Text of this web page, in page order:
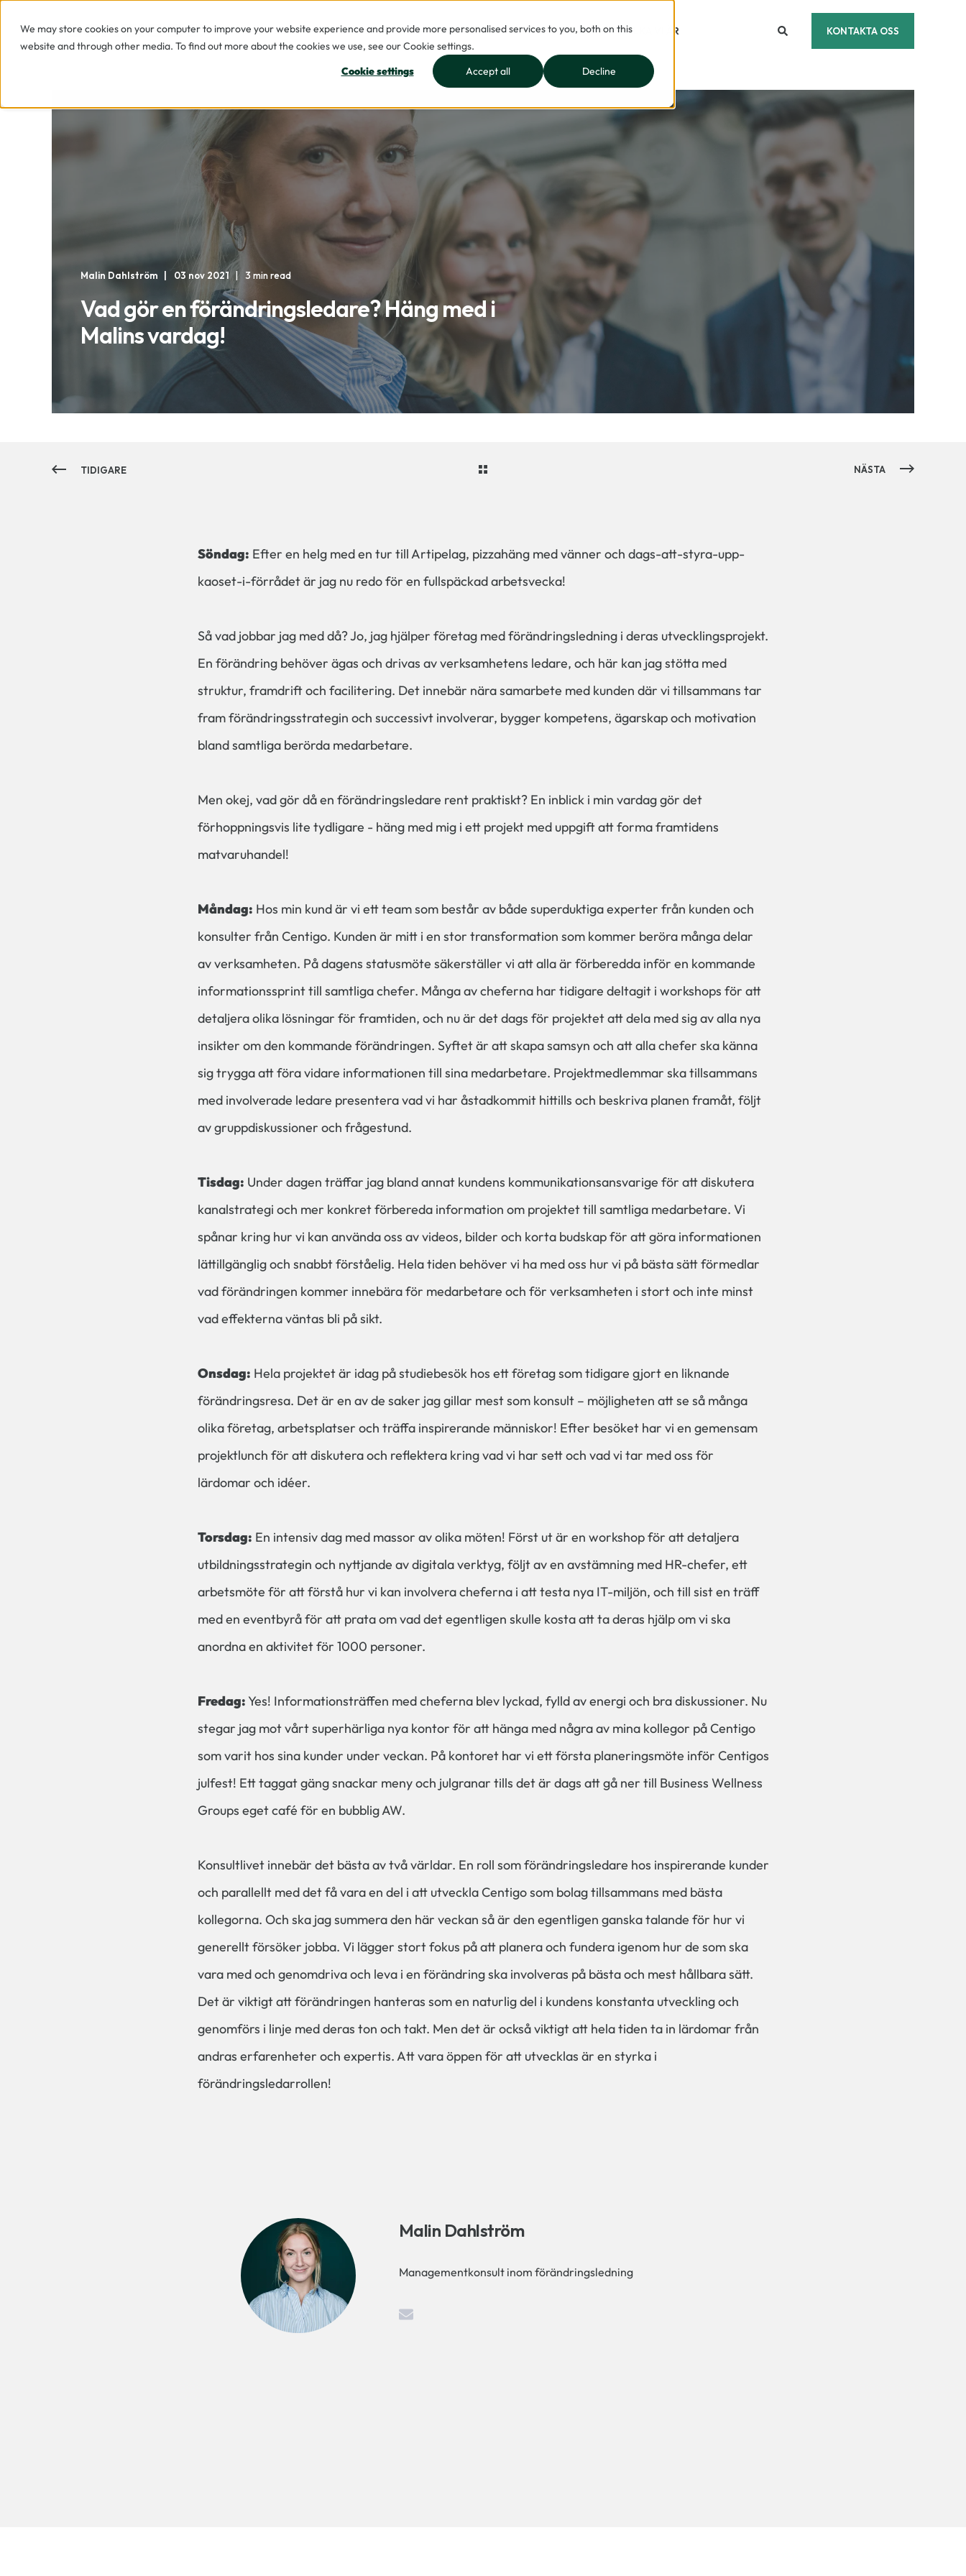
We may store cookies on your computer to improve your website experience and provide more personalised services to you, both on this
website and through other media. To find out more about the cookies we use, see our Cookie settings.
Cookie settings
Accept all Decline
TJÄNSTER BRANSCHER INSIKTER BLI EN AV OSS VILKA VI ÄR KONTAKTA OSS
Malin Dahlström 03 nov 2021 3 min read
Vad gör en förändringsledare? Häng med i
Malins vardag!
TIDIGARE NÄSTA
Söndag: Efter en helg med en tur till Artipelag, pizzahäng med vänner och dags-att-styra-upp-
kaoset-i-förrådet är jag nu redo för en fullspäckad arbetsvecka!
Så vad jobbar jag med då? Jo, jag hjälper företag med förändringsledning i deras utvecklingsprojekt.
En förändring behöver ägas och drivas av verksamhetens ledare, och här kan jag stötta med
struktur, framdrift och facilitering. Det innebär nära samarbete med kunden där vi tillsammans tar
fram förändringsstrategin och successivt involverar, bygger kompetens, ägarskap och motivation
bland samtliga berörda medarbetare.
Men okej, vad gör då en förändringsledare rent praktiskt? En inblick i min vardag gör det
förhoppningsvis lite tydligare - häng med mig i ett projekt med uppgift att forma framtidens
matvaruhandel!
Måndag: Hos min kund är vi ett team som består av både superduktiga experter från kunden och
konsulter från Centigo. Kunden är mitt i en stor transformation som kommer beröra många delar
av verksamheten. På dagens statusmöte säkerställer vi att alla är förberedda inför en kommande
informationssprint till samtliga chefer. Många av cheferna har tidigare deltagit i workshops för att
detaljera olika lösningar för framtiden, och nu är det dags för projektet att dela med sig av alla nya
insikter om den kommande förändringen. Syftet är att skapa samsyn och att alla chefer ska känna
sig trygga att föra vidare informationen till sina medarbetare. Projektmedlemmar ska tillsammans
med involverade ledare presentera vad vi har åstadkommit hittills och beskriva planen framåt, följt
av gruppdiskussioner och frågestund.
Tisdag: Under dagen träffar jag bland annat kundens kommunikationsansvarige för att diskutera
kanalstrategi och mer konkret förbereda information om projektet till samtliga medarbetare. Vi
spånar kring hur vi kan använda oss av videos, bilder och korta budskap för att göra informationen
lättillgänglig och snabbt förståelig. Hela tiden behöver vi ha med oss hur vi på bästa sätt förmedlar
vad förändringen kommer innebära för medarbetare och för verksamheten i stort och inte minst
vad effekterna väntas bli på sikt.
Onsdag: Hela projektet är idag på studiebesök hos ett företag som tidigare gjort en liknande
förändringsresa. Det är en av de saker jag gillar mest som konsult – möjligheten att se så många
olika företag, arbetsplatser och träffa inspirerande människor! Efter besöket har vi en gemensam
projektlunch för att diskutera och reflektera kring vad vi har sett och vad vi tar med oss för
lärdomar och idéer.
Torsdag: En intensiv dag med massor av olika möten! Först ut är en workshop för att detaljera
utbildningsstrategin och nyttjande av digitala verktyg, följt av en avstämning med HR-chefer, ett
arbetsmöte för att förstå hur vi kan involvera cheferna i att testa nya IT-miljön, och till sist en träff
med en eventbyrå för att prata om vad det egentligen skulle kosta att ta deras hjälp om vi ska
anordna en aktivitet för 1000 personer.
Fredag:Yes! Informationsträffen med cheferna blev lyckad, fylld av energi och bra diskussioner. Nu
stegar jag mot vårt superhärliga nya kontor för att hänga med några av mina kollegor på Centigo
som varit hos sina kunder under veckan. På kontoret har vi ett första planeringsmöte inför Centigos
julfest! Ett taggat gäng snackar meny och julgranar tills det är dags att gå ner till Business Wellness
Groups eget café för en bubblig AW.
Konsultlivet innebär det bästa av två världar. En roll som förändringsledare hos inspirerande kunder
och parallellt med det få vara en del i att utveckla Centigo som bolag tillsammans med bästa
kollegorna. Och ska jag summera den här veckan så är den egentligen ganska talande för hur vi
generellt försöker jobba. Vi lägger stort fokus på att planera och fundera igenom hur de som ska
vara med och genomdriva och leva i en förändring ska involveras på bästa och mest hållbara sätt.
Det är viktigt att förändringen hanteras som en naturlig del i kundens konstanta utveckling och
genomförs i linje med deras ton och takt. Men det är också viktigt att hela tiden ta in lärdomar från
andras erfarenheter och expertis. Att vara öppen för att utvecklas är en styrka i
förändringsledarrollen!
Malin Dahlström
Managementkonsult inom förändringsledning